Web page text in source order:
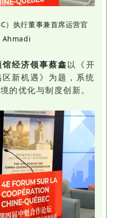
）执行董事兼首席运营官
Ahmadi
经济领事蔡鑫 以《开
新机遇》为题，系统
的优化与制度创新。